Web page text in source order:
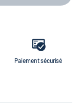
Paiement sécurisé